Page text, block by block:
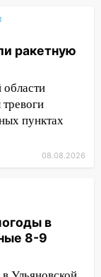
на
пройдет
с
на
ракетную
области
пунктах
08.08.2026
в
8-9